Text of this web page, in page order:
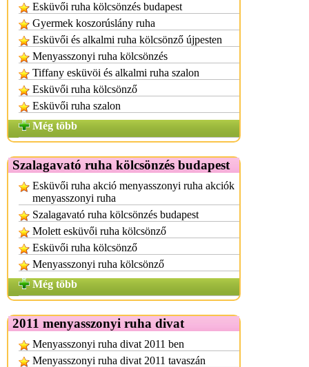
Esküvői ruha kölcsönzés budapest
Gyermek koszorúslány ruha
Esküvői és alkalmi ruha kölcsönző újpesten
Menyasszonyi ruha kölcsönzés
Tiffany esküvöi és alkalmi ruha szalon
Esküvői ruha kölcsönző
Esküvői ruha szalon
Még több
Szalagavató ruha kölcsönzés budapest
Esküvői ruha akció menyasszonyi ruha akciók
menyasszonyi ruha
Szalagavató ruha kölcsönzés budapest
Molett esküvői ruha kölcsönző
Esküvői ruha kölcsönző
Menyasszonyi ruha kölcsönző
Még több
2011 menyasszonyi ruha divat
Menyasszonyi ruha divat 2011 ben
Menyasszonyi ruha divat 2011 tavaszán